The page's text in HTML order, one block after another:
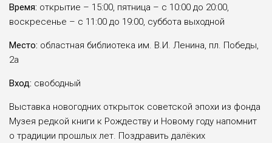
Время: открытие – 15:00, пятница – с 10:00 до 20:00,
воскресенье – с 11:00 до 19:00, суббота выходной
Место: областная библиотека им. В.И. Ленина, пл. Победы,
2а
Вход: свободный
Выставка новогодних открыток советской эпохи из фонда
Музея редкой книги к Рождеству и Новому году напомнит
о традиции прошлых лет. Поздравить далёких